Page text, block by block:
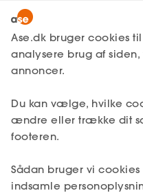
MitAse
Ase Selvstændig
Dokumenter.dk
Lønmodtager
A-kasse
Fagforening
Lønsikring
Få svar
Selvstændig
Lønmodtager Få svar
Onlinekurser
Publiceret: 21. juli 2026
Ase.dk bruger cookies
analysere brug af
annoncer.
Du kan vælge, hvilke
ændre eller trække dit
footeren.
Sådan bruger vi
indsamle